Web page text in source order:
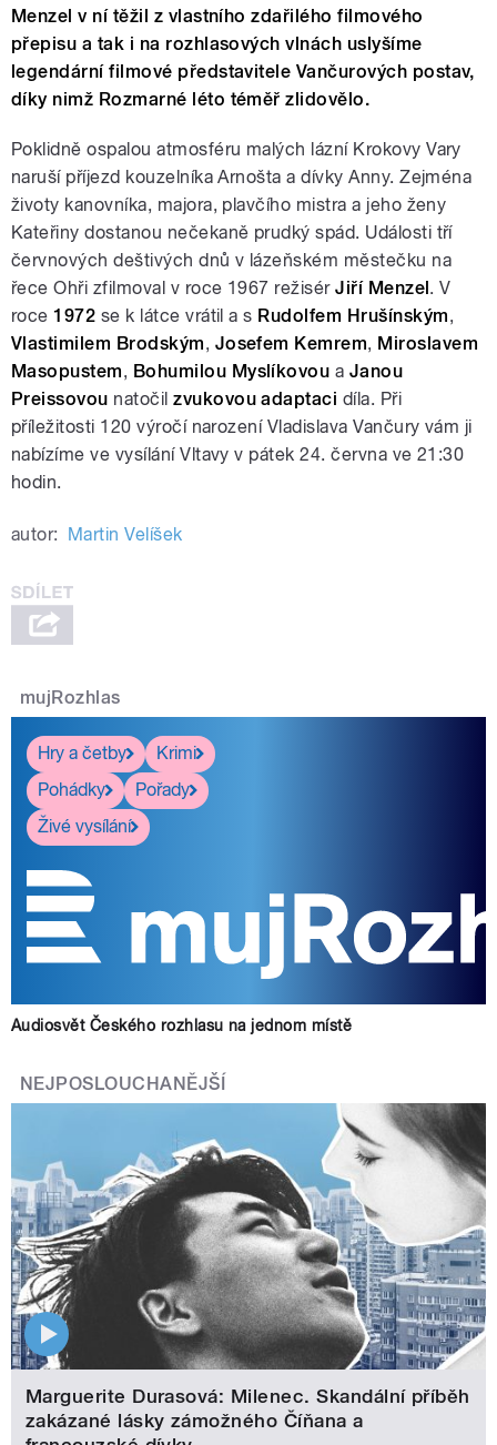
Menzel v ní těžil z vlastního zdařilého filmového
přepisu a tak i na rozhlasových vlnách uslyšíme
legendární filmové představitele Vančurových postav,
díky nimž Rozmarné léto téměř zlidovělo.
Poklidně ospalou atmosféru malých lázní Krokovy Vary
naruší příjezd kouzelníka Arnošta a dívky Anny. Zejména
životy kanovníka, majora, plavčího mistra a jeho ženy
Kateřiny dostanou nečekaně prudký spád. Události tří
červnových deštivých dnů v lázeňském městečku na
řece Ohři zfilmoval v roce 1967 režisérJiří Menzel. V
roce1972 se k látce vrátil a s Rudolfem Hrušínským,
Vlastimilem Brodským, Josefem Kemrem, Miroslavem
Masopustem, Bohumilou Myslíkovou a Janou
Preissovou natočilzvukovou adaptaci díla. Při
příležitosti 120 výročí narození Vladislava Vančury vám ji
nabízíme ve vysílání Vltavy v pátek 24. června ve 21:30
hodin.
autor: Martin Velíšek
mujRozhlas
Hry a četby
Krimi
Pohádky
Pořady
Živé vysílání
Audiosvět Českého rozhlasu na jednom místě
NEJPOSLOUCHANĚJŠÍ
Marguerite Durasová: Milenec. Skandální příběh
zakázané lásky zámožného Číňana a